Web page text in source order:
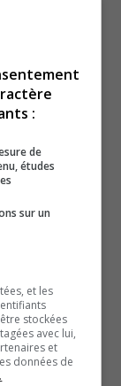
la Covid-19 en
les cas
limités à
des
hospitalisées,
:
de
études
sur un
et les
stockées
avec lui,
et
données de